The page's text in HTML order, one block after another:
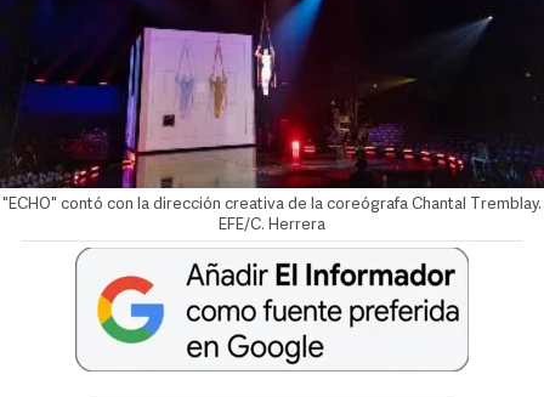
"ECHO" contó con la dirección creativa de la coreógrafa Chantal Tremblay.
EFE/C. Herrera